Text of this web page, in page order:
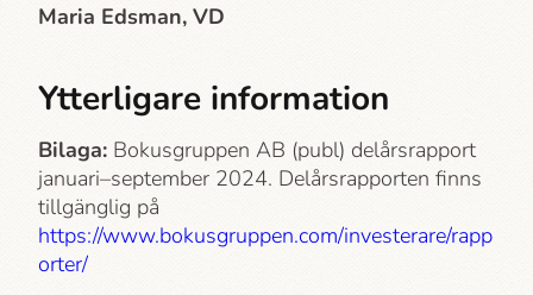
Maria Edsman, VD
Ytterligare information
Bilaga: Bokusgruppen AB (publ) delårsrapport
januari–september 2024. Delårsrapporten finns
tillgänglig på
https://www.bokusgruppen.com/investerare/rapp
orter/